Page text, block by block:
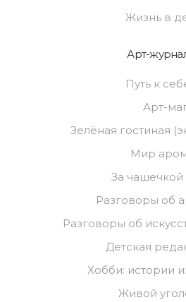
Жизнь в
Арт-
Путь к
Арт-
Зелёная гостиная
Мир
За чашечкой
Разговоры об
Разговоры об
Детская
Хобби: истории
Живой